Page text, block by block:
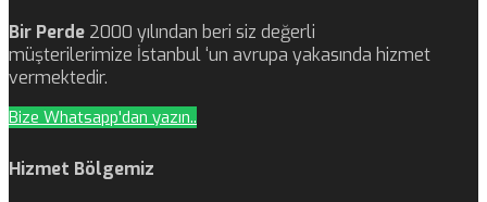
Bir Perde 2000 yılından beri siz değerli
müşterilerimize İstanbul ‘un avrupa yakasında hizmet
vermektedir.
Bize Whatsapp'dan yazın..
Hizmet Bölgemiz